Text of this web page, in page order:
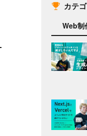
カテ
Web制